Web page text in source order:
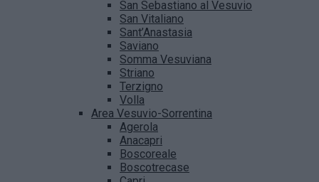
San Sebastiano al Vesuvio
San Vitaliano
Sant’Anastasia
Saviano
Somma Vesuviana
Striano
Terzigno
Volla
Area Vesuvio-Sorrentina
Agerola
Anacapri
Boscoreale
Boscotrecase